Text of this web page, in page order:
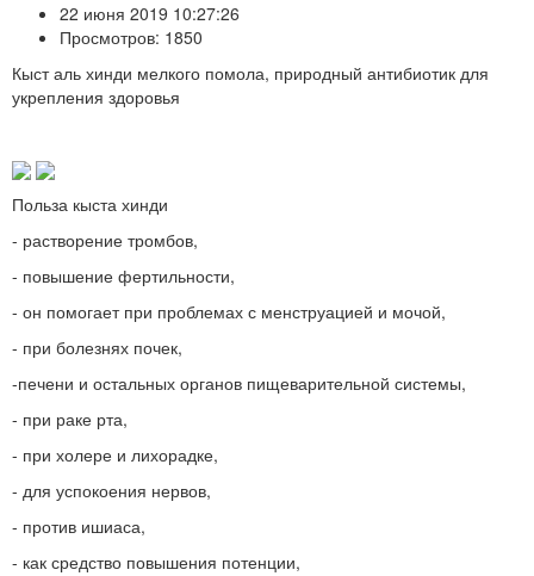
22 июня 2019 10:27:26
Просмотров: 1850
Кыст аль хинди мелкого помола, природный антибиотик для
укрепления здоровья
Польза кыста хинди
- растворение тромбов,
- повышение фертильности,
- он помогает при проблемах с менструацией и мочой,
- при болезнях почек,
-печени и остальных органов пищеварительной системы,
- при раке рта,
- при холере и лихорадке,
- для успокоения нервов,
- против ишиаса,
- как средство повышения потенции,